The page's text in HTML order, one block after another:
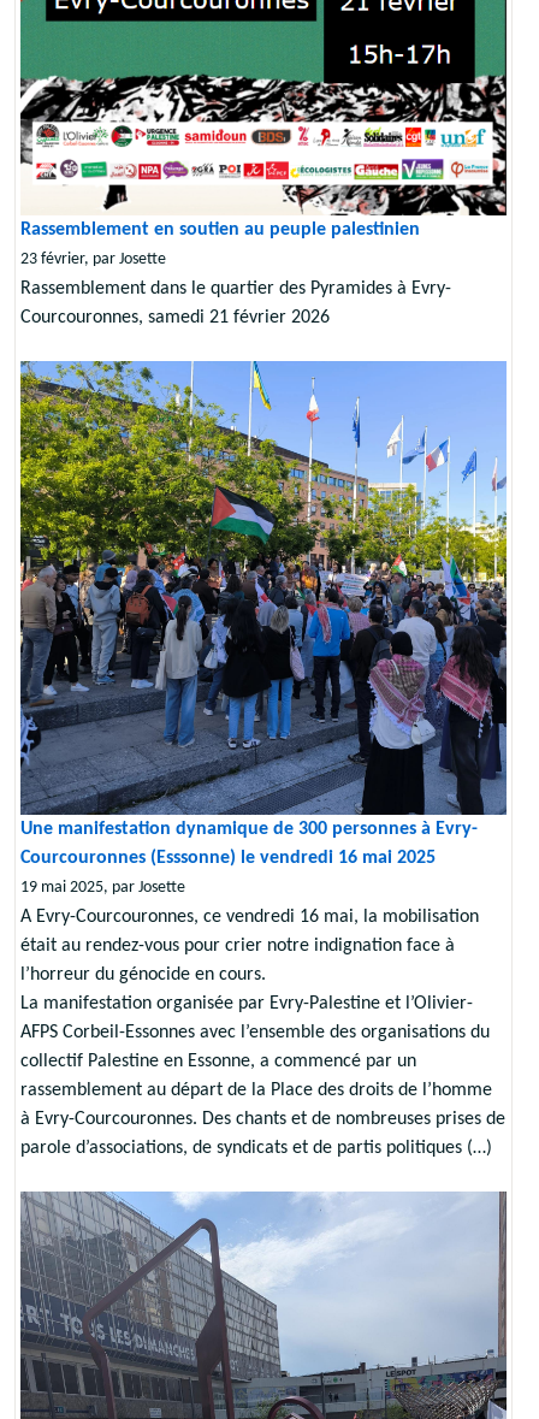
Rassemblement en soutien au peuple palestinien
23 février, par Josette
Rassemblement dans le quartier des Pyramides à Evry-
Courcouronnes, samedi 21 février 2026
Une manifestation dynamique de 300 personnes à Evry-
Courcouronnes (Esssonne) le vendredi 16 mai 2025
19 mai 2025, par Josette
A Evry-Courcouronnes, ce vendredi 16 mai, la mobilisation
était au rendez-vous pour crier notre indignation face à
l’horreur du génocide en cours.
La manifestation organisée par Evry-Palestine et l’Olivier-
AFPS Corbeil-Essonnes avec l’ensemble des organisations du
collectif Palestine en Essonne, a commencé par un
rassemblement au départ de la Place des droits de l’homme
à Evry-Courcouronnes. Des chants et de nombreuses prises de
parole d’associations, de syndicats et de partis politiques (…)